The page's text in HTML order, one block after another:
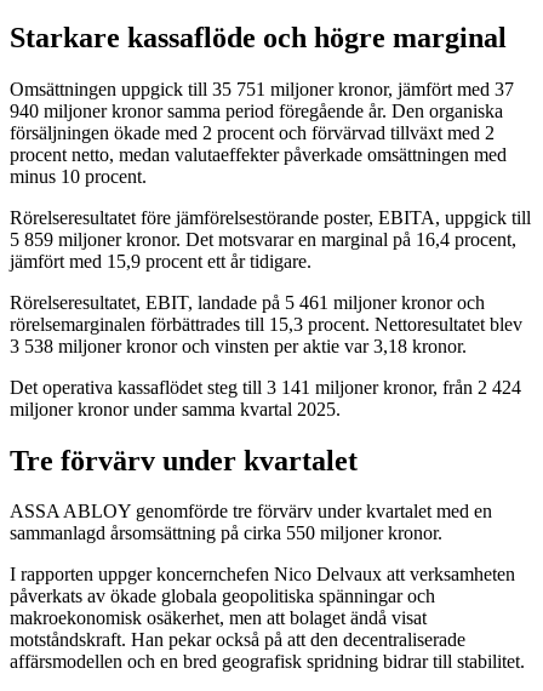
Starkare kassaflöde och högre marginal
Omsättningen uppgick till 35 751 miljoner kronor, jämfört med 37
940 miljoner kronor samma period föregående år. Den organiska
försäljningen ökade med 2 procent och förvärvad tillväxt med 2
procent netto, medan valutaeffekter påverkade omsättningen med
minus 10 procent.
Rörelseresultatet före jämförelsestörande poster, EBITA, uppgick till
5 859 miljoner kronor. Det motsvarar en marginal på 16,4 procent,
jämfört med 15,9 procent ett år tidigare.
Rörelseresultatet, EBIT, landade på 5 461 miljoner kronor och
rörelsemarginalen förbättrades till 15,3 procent. Nettoresultatet blev
3 538 miljoner kronor och vinsten per aktie var 3,18 kronor.
Det operativa kassaflödet steg till 3 141 miljoner kronor, från 2 424
miljoner kronor under samma kvartal 2025.
Tre förvärv under kvartalet
ASSA ABLOY genomförde tre förvärv under kvartalet med en
sammanlagd årsomsättning på cirka 550 miljoner kronor.
I rapporten uppger koncernchefen Nico Delvaux att verksamheten
påverkats av ökade globala geopolitiska spänningar och
makroekonomisk osäkerhet, men att bolaget ändå visat
motståndskraft. Han pekar också på att den decentraliserade
affärsmodellen och en bred geografisk spridning bidrar till stabilitet.